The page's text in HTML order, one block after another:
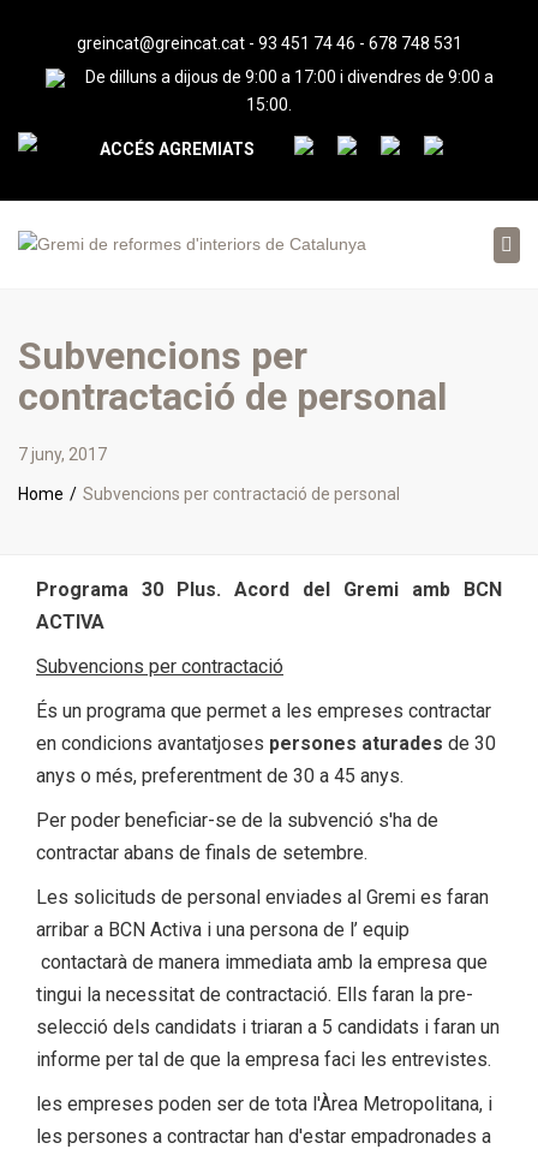
greincat@greincat.cat- 93 451 74 46 - 678 748 531
De dilluns a dijous de 9:00 a 17:00 i divendres de 9:00 a
15:00.
ACCÉS AGREMIATS
Subvencions per
contractació de personal
7 juny, 2017
Home Subvencions per contractació de personal
Programa 30 Plus. Acord del Gremi amb BCN
ACTIVA
Subvencions per contractació
És un programa que permet a les empreses contractar
en condicions avantatjoses persones aturades de 30
anys o més, preferentment de 30 a 45 anys.
Per poder beneficiar-se de la subvenció s'ha de
contractar abans de finals de setembre.
Les solicituds de personal enviades al Gremi es faran
arribar a BCN Activa i una persona de l’ equip
contactarà de manera immediata amb la empresa que
tingui la necessitat de contractació. Ells faran la pre-
selecció dels candidats i triaran a 5 candidats i faran un
informe per tal de que la empresa faci les entrevistes.
les empreses poden ser de tota l'Àrea Metropolitana, i
les persones a contractar han d'estar empadronades a